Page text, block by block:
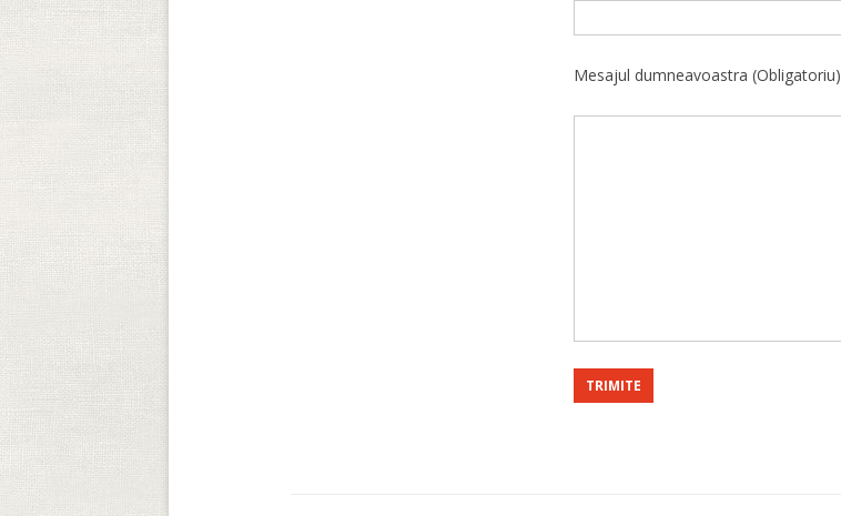
Mesajul dumneavoastra (Obligatoriu)